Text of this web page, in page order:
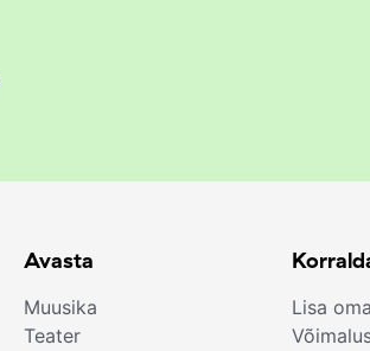
Avasta
Muusika
Teater
Lisa